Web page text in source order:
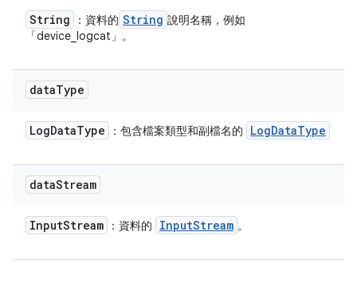
String ：資料的 String 說明名稱，例如
「device_logcat」。
dataType
LogDataType ：包含檔案類型和副檔名的 LogDataType
dataStream
InputStream ：資料的 InputStream 。